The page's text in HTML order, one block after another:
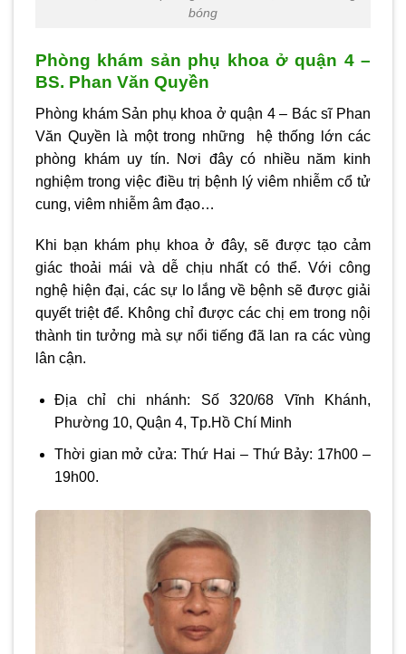
bóng
Phòng khám sản phụ khoa ở quận 4 –
BS. Phan Văn Quyền
Phòng khám Sản phụ khoa ở quận 4– Bác sĩ Phan
Văn Quyền là một trong những hệ thống lớn các
phòng khám uy tín. Nơi đây có nhiều năm kinh
nghiệm trong việc điều trị bệnh lý viêm nhiễm cổ tử
cung, viêm nhiễm âm đạo…
Khi bạn khám phụ khoa ở đây, sẽ được tạo cảm
giác thoải mái và dễ chịu nhất có thể. Với công
nghệ hiện đại, các sự lo lắng về bệnh sẽ được giải
quyết triệt để. Không chỉ được các chị em trong nội
thành tin tưởng mà sự nổi tiếng đã lan ra các vùng
lân cận.
Địa chỉ chi nhánh: Số 320/68 Vĩnh Khánh,
Phường 10, Quận 4, Tp.Hồ Chí Minh
Thời gian mở cửa: Thứ Hai – Thứ Bảy: 17h00 –
19h00.